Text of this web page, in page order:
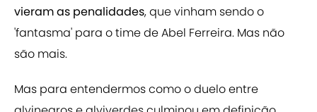
vieram as penalidades, que vinham sendo o
'fantasma' para o time de Abel Ferreira. Mas não
são mais.
Mas para entendermos como o duelo entre